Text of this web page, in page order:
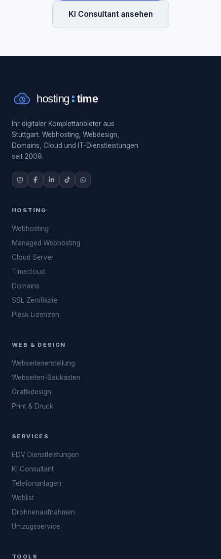
KI Consultant ansehen
Ihr digitaler Komplettanbieter aus
Stuttgart. Webhosting, Webdesign,
Domains, Cloud und IT-Dienstleistungen
seit 2009.
HOSTING
Webhosting
Managed Webhosting
Cloud Server
Timecloud
Domains
SSL Zertifikate
Plesk Lizenzen
WEB & DESIGN
Webseitenerstellung
Webseiten-Baukasten
Grafikdesign
Print & Druck
SERVICES
EDV Dienstleistungen
KI Consultant
Telefonanlagen
Weblist
Drohnenaufnahmen
Umzugsservice
TOOLS